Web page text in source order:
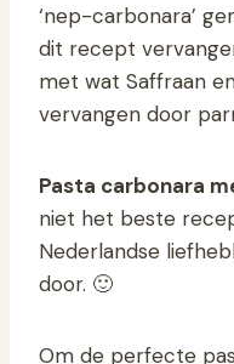
‘nep-carbonara’
dit recept
met wat Saffraan
vervangen door
Pasta carbonara
niet het beste
Nederlandse
door. 🙂
Om de perfecte